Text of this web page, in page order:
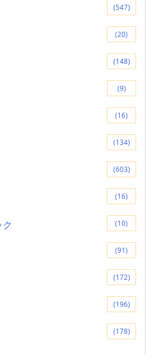
(547)
(20)
(148)
(9)
(16)
(134)
(603)
(16)
(10)
(91)
(172)
(196)
(178)